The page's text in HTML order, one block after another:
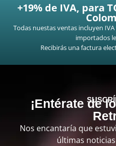
+19% de IVA, para
Todas nuestas ventas incluyen
importados
Recibirás una factura
¡Entérate de
Nos encantaría que
últimas